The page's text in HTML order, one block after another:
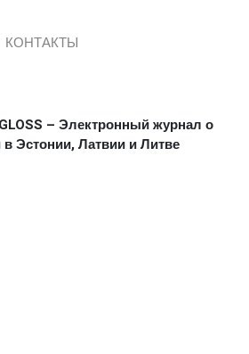
КОНТАКТЫ
– Электронный журнал о
в Эстонии, Латвии и Литве